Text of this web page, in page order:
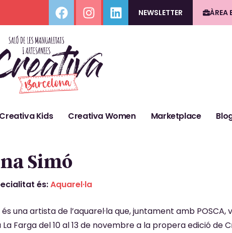
NEWSLETTER
ÀREA
Creativa Kids Creativa Women Marketplace
Simó
és:Aquarel·la
una artista de l’aquarel·la que, juntament amb
Farga del 10 al 13 de novembre a la propera edició de